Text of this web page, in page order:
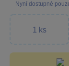
Nyní dostupné